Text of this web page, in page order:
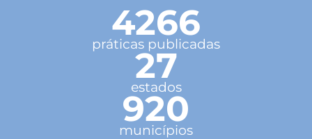
4266
práticas publicadas
27
estados
920
municípios